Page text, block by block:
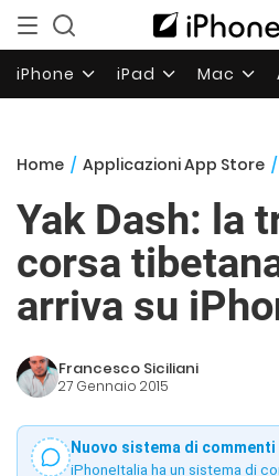
iPhone iPad Mac
Home / Applicazioni App Store /
Yak Dash: la
corsa
arriva su
Francesco Siciliani
27 Gennaio 2015
Nuovo sistema di commenti
iPhoneItalia ha un sistema di